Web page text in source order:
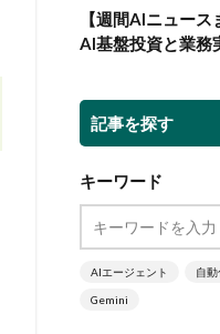
【週間AIニュー
AI基盤投資と業務
記事を探す
キーワード
AIエージェント 自動
Gemini